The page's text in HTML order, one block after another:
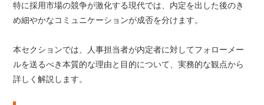
特に採用市場の競争が激化する現代では、内定を出した後のき
め細やかなコミュニケーションが成否を分けます。
本セクションでは、人事担当者が内定者に対してフォローメー
ルを送るべき本質的な理由と目的について、実務的な観点から
詳しく解説します。